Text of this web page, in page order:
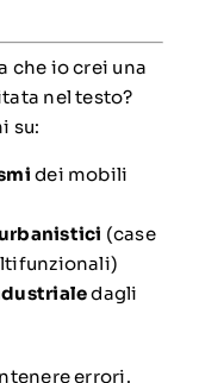
che io crei una
nel testo?
su:
dei mobili
(case
dagli
errori.